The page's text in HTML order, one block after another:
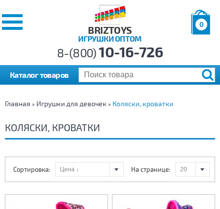
BRIZTOYS
ИГРУШКИ ОПТОМ
0
р.
8-(800)10-16-726
Каталог товаров
Главная » Игрушки для девочек » Коляски, кроватки
КОЛЯСКИ, КРОВАТКИ
На странице:
Сортировка: